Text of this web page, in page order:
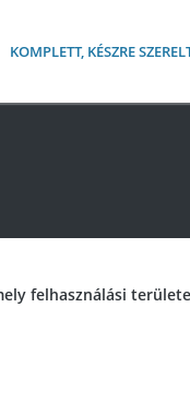
KOMPLETT, KÉSZRE
felhasználási